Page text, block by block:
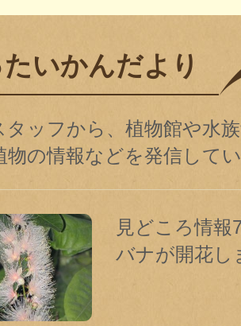
いかんだより
タッフから、植物館や水
物の情報などを発信して
見どころ情報
バナが開花し